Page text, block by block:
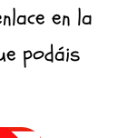
en la
podáis